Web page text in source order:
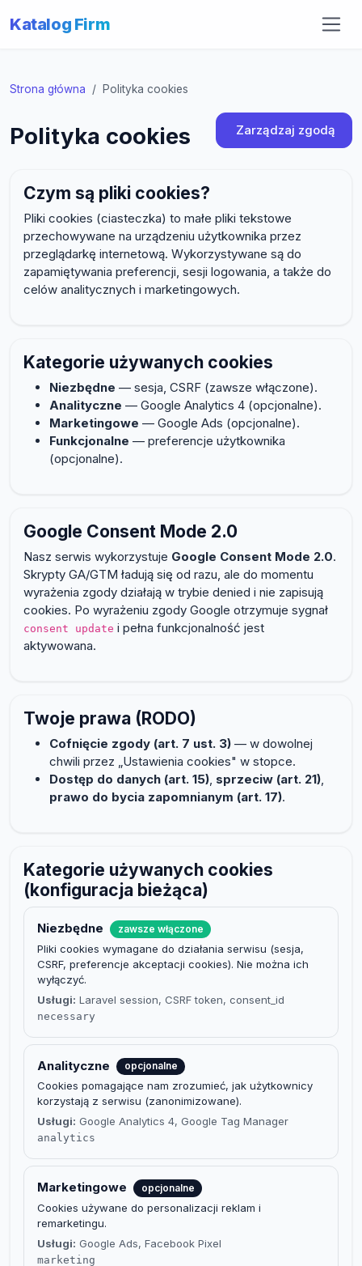
Katalog Firm
Strona główna Polityka cookies
Polityka cookies Zarządzaj zgodą
Czym są pliki cookies?
Pliki cookies (ciasteczka) to małe pliki tekstowe
przechowywane na urządzeniu użytkownika przez
przeglądarkę internetową. Wykorzystywane są do
zapamiętywania preferencji, sesji logowania, a także do
celów analitycznych i marketingowych.
Kategorie używanych cookies
Niezbędne — sesja, CSRF (zawsze włączone).
Analityczne — Google Analytics 4 (opcjonalne).
Marketingowe — Google Ads (opcjonalne).
Funkcjonalne — preferencje użytkownika
(opcjonalne).
Google Consent Mode 2.0
Nasz serwis wykorzystuje Google Consent Mode 2.0.
Skrypty GA/GTM ładują się od razu, ale do momentu
wyrażenia zgody działają w trybie denied i nie zapisują
cookies. Po wyrażeniu zgody Google otrzymuje sygnał
consent update i pełna funkcjonalność jest
aktywowana.
Twoje prawa (RODO)
Cofnięcie zgody (art. 7 ust. 3) — w dowolnej
chwili przez „Ustawienia cookies" w stopce.
Dostęp do danych (art. 15), sprzeciw (art. 21),
prawo do bycia zapomnianym (art. 17).
Kategorie używanych cookies
(konfiguracja bieżąca)
Niezbędne zawsze włączone
Pliki cookies wymagane do działania serwisu (sesja,
CSRF, preferencje akceptacji cookies). Nie można ich
wyłączyć.
Usługi: Laravel session, CSRF token, consent_id
necessary
Analityczne opcjonalne
Cookies pomagające nam zrozumieć, jak użytkownicy
korzystają z serwisu (zanonimizowane).
Usługi: Google Analytics 4, Google Tag Manager
analytics
Marketingowe opcjonalne
Cookies używane do personalizacji reklam i
remarketingu.
Usługi: Google Ads, Facebook Pixel
marketing